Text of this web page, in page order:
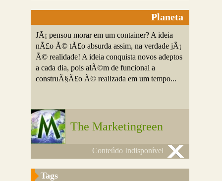
Planeta
JÃ¡ pensou morar em um container? A ideia
nÃ£o Ã© tÃ£o absurda assim, na verdade jÃ¡
Ã© realidade! A ideia conquista novos adeptos
a cada dia, pois alÃ©m de funcional a
construÃ§Ã£o Ã© realizada em um tempo...
The Marketingreen
Conteúdo Indisponível
Tags